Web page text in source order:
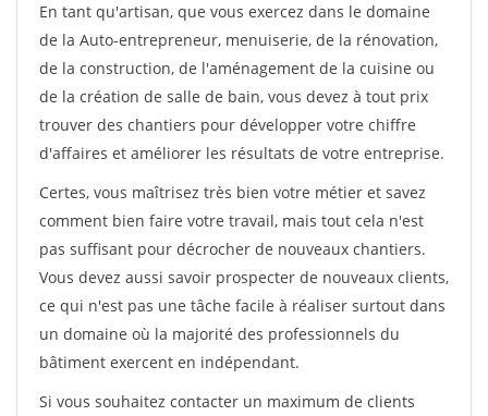
En tant qu'artisan, que vous exercez dans le domaine
de la Auto-entrepreneur, menuiserie, de la rénovation,
de la construction, de l'aménagement de la cuisine ou
de la création de salle de bain, vous devez à tout prix
trouver des chantiers pour développer votre chiffre
d'affaires et améliorer les résultats de votre entreprise.
Certes, vous maîtrisez très bien votre métier et savez
comment bien faire votre travail, mais tout cela n'est
pas suffisant pour décrocher de nouveaux chantiers.
Vous devez aussi savoir prospecter de nouveaux clients,
ce qui n'est pas une tâche facile à réaliser surtout dans
un domaine où la majorité des professionnels du
bâtiment exercent en indépendant.
Si vous souhaitez contacter un maximum de clients